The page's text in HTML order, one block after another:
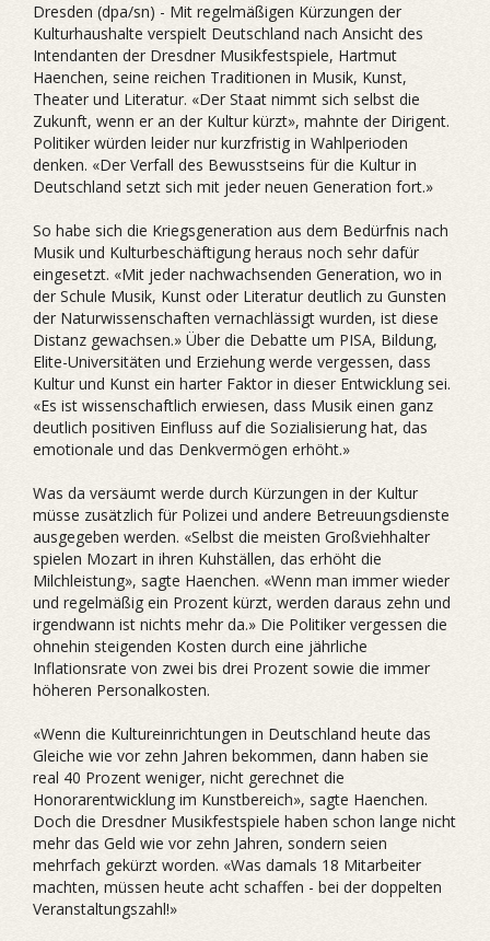
Dresden (dpa/sn) - Mit regelmäßigen Kürzungen der
Kulturhaushalte verspielt Deutschland nach Ansicht des
Intendanten der Dresdner Musikfestspiele, Hartmut
Haenchen, seine reichen Traditionen in Musik, Kunst,
Theater und Literatur. «Der Staat nimmt sich selbst die
Zukunft, wenn er an der Kultur kürzt», mahnte der Dirigent.
Politiker würden leider nur kurzfristig in Wahlperioden
denken. «Der Verfall des Bewusstseins für die Kultur in
Deutschland setzt sich mit jeder neuen Generation fort.»
So habe sich die Kriegsgeneration aus dem Bedürfnis nach
Musik und Kulturbeschäftigung heraus noch sehr dafür
eingesetzt. «Mit jeder nachwachsenden Generation, wo in
der Schule Musik, Kunst oder Literatur deutlich zu Gunsten
der Naturwissenschaften vernachlässigt wurden, ist diese
Distanz gewachsen.» Über die Debatte um PISA, Bildung,
Elite-Universitäten und Erziehung werde vergessen, dass
Kultur und Kunst ein harter Faktor in dieser Entwicklung sei.
«Es ist wissenschaftlich erwiesen, dass Musik einen ganz
deutlich positiven Einfluss auf die Sozialisierung hat, das
emotionale und das Denkvermögen erhöht.»
Was da versäumt werde durch Kürzungen in der Kultur
müsse zusätzlich für Polizei und andere Betreuungsdienste
ausgegeben werden. «Selbst die meisten Großviehhalter
spielen Mozart in ihren Kuhställen, das erhöht die
Milchleistung», sagte Haenchen. «Wenn man immer wieder
und regelmäßig ein Prozent kürzt, werden daraus zehn und
irgendwann ist nichts mehr da.» Die Politiker vergessen die
ohnehin steigenden Kosten durch eine jährliche
Inflationsrate von zwei bis drei Prozent sowie die immer
höheren Personalkosten.
«Wenn die Kultureinrichtungen in Deutschland heute das
Gleiche wie vor zehn Jahren bekommen, dann haben sie
real 40 Prozent weniger, nicht gerechnet die
Honorarentwicklung im Kunstbereich», sagte Haenchen.
Doch die Dresdner Musikfestspiele haben schon lange nicht
mehr das Geld wie vor zehn Jahren, sondern seien
mehrfach gekürzt worden. «Was damals 18 Mitarbeiter
machten, müssen heute acht schaffen - bei der doppelten
Veranstaltungszahl!»